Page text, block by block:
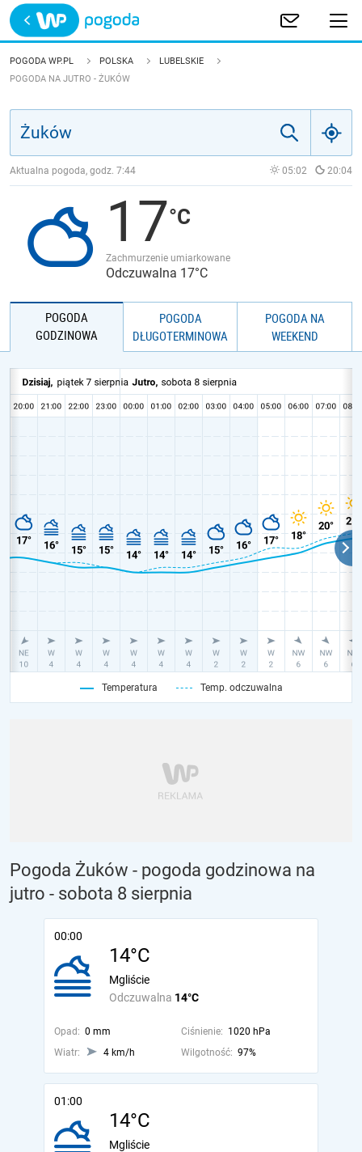
Trwa ładowanie
POLSKA
JAKOŚĆ POWIETRZA
POGODA WP.PL POLSKA
LUBELSKIE
POGODA NA JUTRO - ŻUKÓW
Aktualna pogoda, godz. 7:44 05:02 20:04
17
Zachmurzenie umiarkowane
Odczuwalna 17°C
POGODA
GODZINOWA
POGODA
DŁUGOTERMINOWA
POGODA NA
WEEKEND
Temperatura Temp. odczuwalna
Pogoda Żuków - pogoda godzinowa na
jutro - sobota 8 sierpnia
00:00
14°C
Odczuwalna 14°C
Mgliście
Opad: 0 mm Ciśnienie: 1020 hPa
Wiatr:
4 km/h Wilgotność: 97%
01:00
14°C
Mgliście